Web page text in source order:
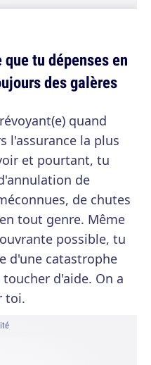
tu dépenses en
des galères
quand
l'assurance la plus
et pourtant, tu
de
de chutes
tout genre. Même
possible, tu
d'une catastrophe
d'aide. On a
toi.